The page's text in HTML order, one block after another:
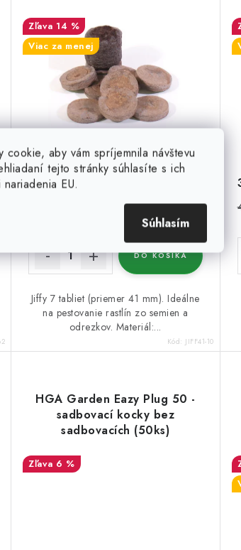
aby vám spríjemnila návštevu
tejto stránky súhlasíte s ich
EU.
Súhlasím
14 %
Viac za menej
(>500 ks)
0,18 €
DO KOŠÍKA
Jiffy 7 tabliet (priemer 41 mm). Ideálne
na pestovanie rastlín zo semien a
odrezkov. Materiál:...
Kód: JIFF41-10
HGA Garden Eazy Plug 50 -
sadbovací kocky bez
sadbovacích (50ks)
6 %